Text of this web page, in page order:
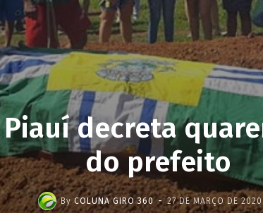
decreta
do prefeito
By COLUNA GIRO 360 - 27 DE MARÇO DE 2020